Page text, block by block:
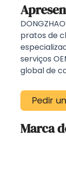
pratos de
serviços
global de
Pedir
Marca